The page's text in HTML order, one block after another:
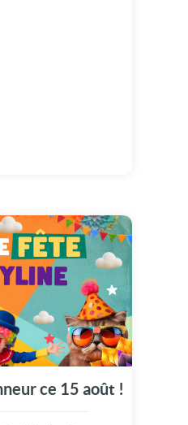
ce 15 août !